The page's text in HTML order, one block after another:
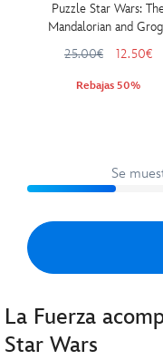
Puzzle Star Wars:
Mandalorian and
25.00€ 12.50€
Rebajas 50%
Se
La Fuerza
Star Wars